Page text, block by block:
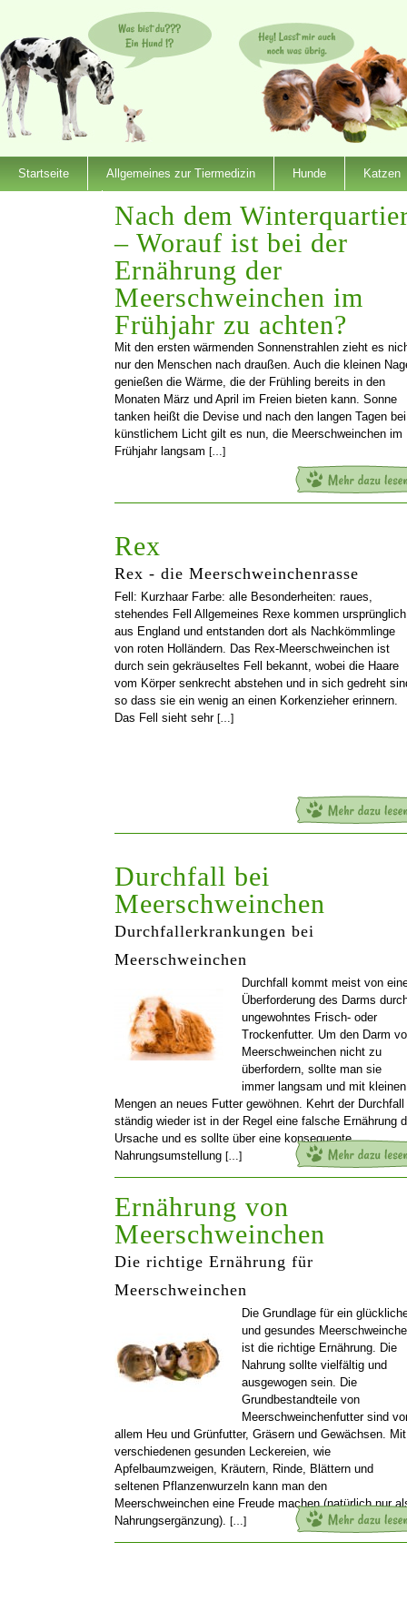
Startseite Allgemeines zur Tiermedizin Hunde Katzen
Nach dem
– Worauf ist bei der
Ernährung der
Meerschweinchen im
Frühjahr zu achten?
Mit den ersten wärmenden Sonnenstrahlen zieht es
nur den Menschen nach draußen. Auch die kleinen
genießen die Wärme, die der Frühling bereits in den
Monaten März und April im Freien bieten kann. Sonne
tanken heißt die Devise und nach den langen Tagen bei
künstlichem Licht gilt es nun, die Meerschweinchen im
Frühjahr langsam […]
Rex
Rex - die Meerschweinchenrasse
Fell: Kurzhaar Farbe: alle Besonderheiten: raues,
stehendes Fell Allgemeines Rexe kommen ursprünglich
aus England und entstanden dort als Nachkömmlinge
von roten Holländern. Das Rex-Meerschweinchen ist
durch sein gekräuseltes Fell bekannt, wobei die Haare
vom Körper senkrecht abstehen und in sich gedreht
so dass sie ein wenig an einen Korkenzieher erinnern.
Das Fell sieht sehr […]
Durchfall bei
Meerschweinchen
Durchfallerkrankungen bei
Meerschweinchen
Durchfall kommt meist von
Überforderung des Darms
ungewohntes Frisch- oder
Trockenfutter. Um den Darm
Meerschweinchen nicht zu
überfordern, sollte man sie
immer langsam und mit kleinen
Mengen an neues Futter gewöhnen. Kehrt der Durchfall
ständig wieder ist in der Regel eine falsche Ernährung
Ursache und es sollte über eine konsequente
Nahrungsumstellung […]
Ernährung von
Meerschweinchen
Die richtige Ernährung für
Meerschweinchen
Die Grundlage für ein
und gesundes
ist die richtige Ernährung. Die
Nahrung sollte vielfältig und
ausgewogen sein. Die
Grundbestandteile von
Meerschweinchenfutter sind
allem Heu und Grünfutter, Gräsern und Gewächsen. Mit
verschiedenen gesunden Leckereien, wie
Apfelbaumzweigen, Kräutern, Rinde, Blättern und
seltenen Pflanzenwurzeln kann man den
Meerschweinchen eine Freude machen (natürlich nur
Nahrungsergänzung). […]